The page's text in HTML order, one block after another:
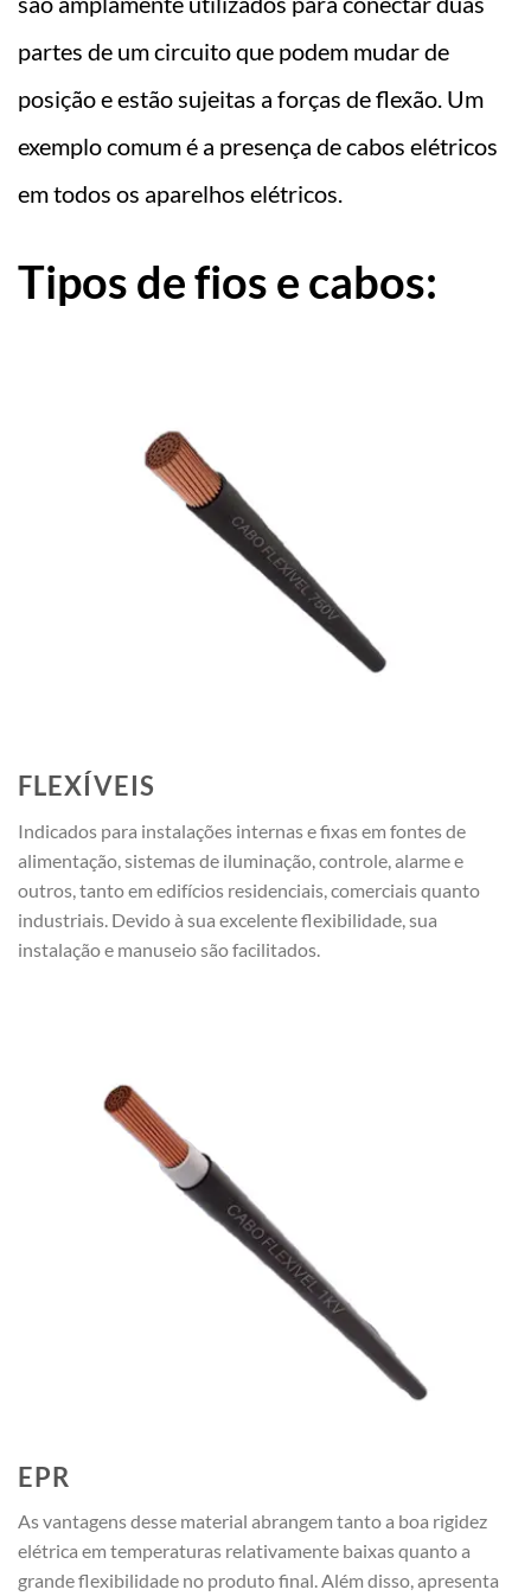
partes de um circuito que podem mudar de
posição e estão sujeitas a forças de flexão. Um
exemplo comum é a presença de cabos elétricos
em todos os aparelhos elétricos.
Tipos de fios e cabos:
FLEXÍVEIS
Indicados para instalações internas e fixas em fontes de
alimentação, sistemas de iluminação, controle, alarme e
outros, tanto em edifícios residenciais, comerciais quanto
industriais. Devido à sua excelente flexibilidade, sua
instalação e manuseio são facilitados.
EPR
As vantagens desse material abrangem tanto a boa rigidez
elétrica em temperaturas relativamente baixas quanto a
grande flexibilidade no produto final. Além disso, apresenta